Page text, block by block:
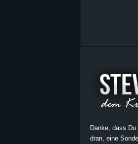
Danke, dass
dran, eine